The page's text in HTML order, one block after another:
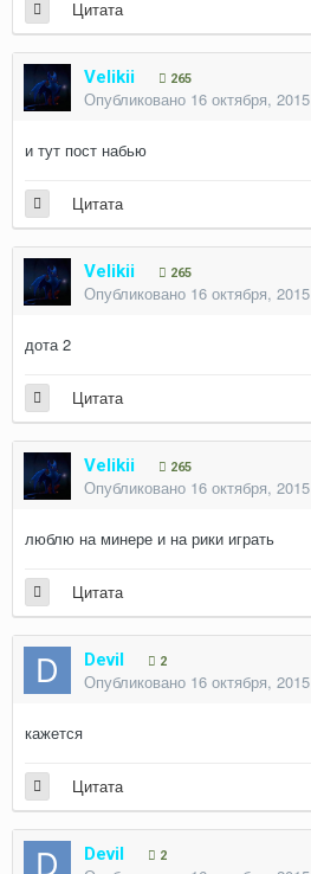
Цитата
Velikii 265
Опубликовано 16 октября, 2015
и тут пост набью
Цитата
Velikii 265
Опубликовано 16 октября, 2015
дота 2
Цитата
Velikii 265
Опубликовано 16 октября, 2015
люблю на минере и на рики играть
Цитата
Devil 2
Опубликовано 16 октября, 2015
кажется
Цитата
Devil 2